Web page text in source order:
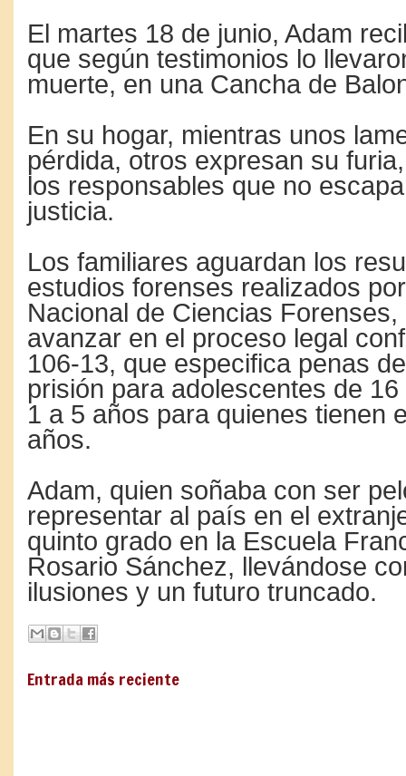
El martes 18 de junio, Adam
que según testimonios lo
muerte, en una Cancha de
En su hogar, mientras unos
pérdida, otros expresan su
los responsables que no
justicia.
Los familiares aguardan los
estudios forenses realizados
Nacional de Ciencias
avanzar en el proceso legal
106-13, que especifica penas
prisión para adolescentes de
1 a 5 años para quienes tienen
años.
Adam, quien soñaba con ser
representar al país en el
quinto grado en la Escuela
Rosario Sánchez, llevándose
ilusiones y un futuro truncado.
Entrada más reciente